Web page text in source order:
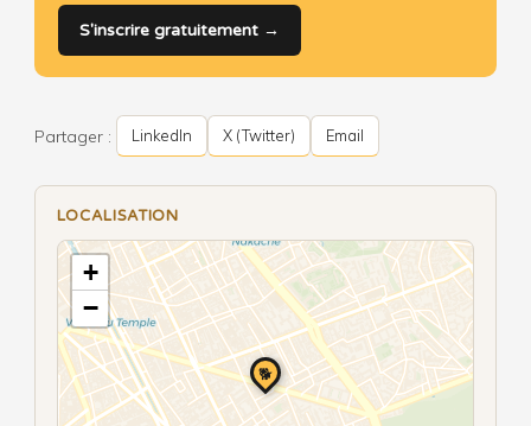
S'inscrire gratuitement →
Partager : LinkedIn X (Twitter) Email
LOCALISATION
🐕
+
−